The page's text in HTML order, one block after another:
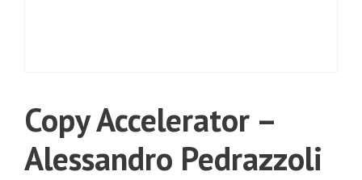
Copy Accelerator –
Alessandro Pedrazzoli